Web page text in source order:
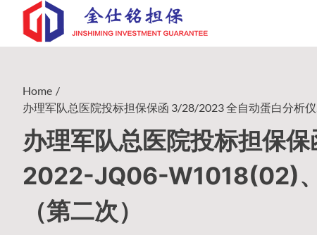
content
Home
办理军队总医院投标担保保函 3/28/2023 全自动蛋白分析
办理军队总医院投标担保
2022-JQ06-W1018(02)
（第二次）